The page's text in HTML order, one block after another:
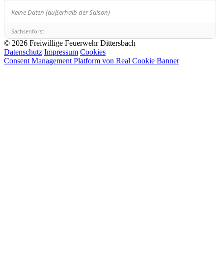
Keine Daten (außerhalb der Saison)
Sachsenforst
© 2026 Freiwillige Feuerwehr Dittersbach —
Datenschutz Impressum Cookies
Consent Management Platform von Real Cookie Banner